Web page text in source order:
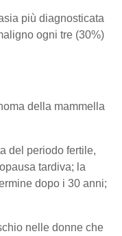
più diagnosticata
ogni tre (30%)
della mammella
del periodo fertile,
tardiva; la
dopo i 30 anni;
nelle donne che